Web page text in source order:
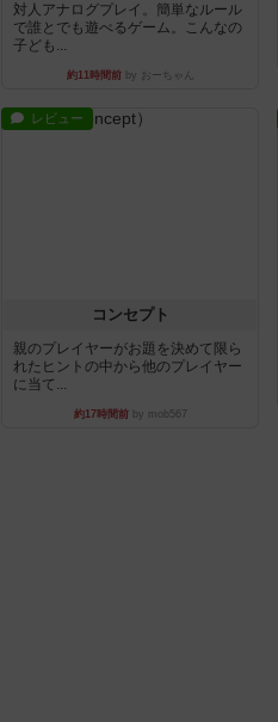
対人アナログプレイ。簡単なルール
で誰とでも遊べるゲーム。こんなの
子ども...
約11時間前by おーちゃん
レビュー
コンセプト
親のプレイヤーがお題を決めて限ら
れたヒントの中から他のプレイヤー
に当て...
約17時間前by mob567